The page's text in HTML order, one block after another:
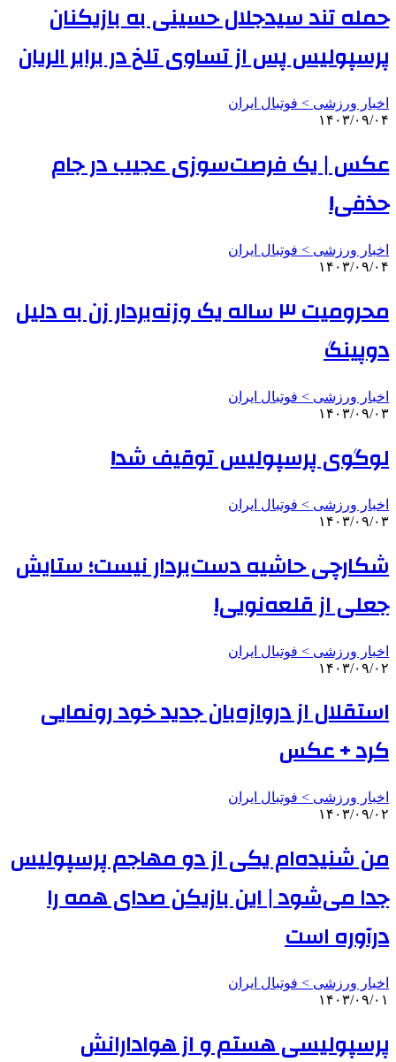
حمله تند سیدجلال حسینی به بازیکنان
پرسپولیس پس از تساوی تلخ در برابر الریان
اخبار ورزشی > فوتبال ايران
۱۴۰۳/۰۹/۰۴
عکس | یک فرصت‌سوزی عجیب‌ در جام
حذفی!
اخبار ورزشی > فوتبال ايران
۱۴۰۳/۰۹/۰۴
محرومیت ۳ ساله یک وزنه‌بردار زن به دلیل
دوپینگ
اخبار ورزشی > فوتبال ايران
۱۴۰۳/۰۹/۰۳
لوگوی پرسپولیس توقیف شد!
اخبار ورزشی > فوتبال ايران
۱۴۰۳/۰۹/۰۳
شکارچی حاشیه دست‌بردار نیست؛ ستایش
جعلی از قلعه‌نویی!
اخبار ورزشی > فوتبال ايران
۱۴۰۳/۰۹/۰۲
استقلال از دروازه‌بان جدید خود رونمایی
کرد + عکس
اخبار ورزشی > فوتبال ايران
۱۴۰۳/۰۹/۰۲
من شنیده‌ام یکی از دو مهاجم پرسپولیس
جدا می‌شود | این بازیکن صدای همه را
درآوره است
اخبار ورزشی > فوتبال ايران
۱۴۰۳/۰۹/۰۱
پرسپولیسی هستم و از هوادارانش